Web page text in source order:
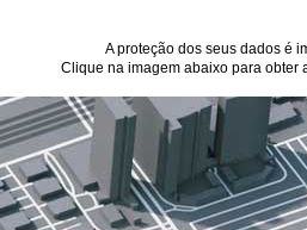
A proteção dos seus dados é
Clique na imagem abaixo para obter